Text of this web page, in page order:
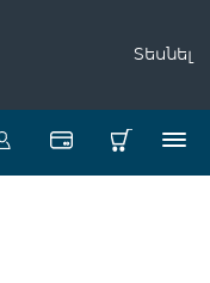
Տեսնել